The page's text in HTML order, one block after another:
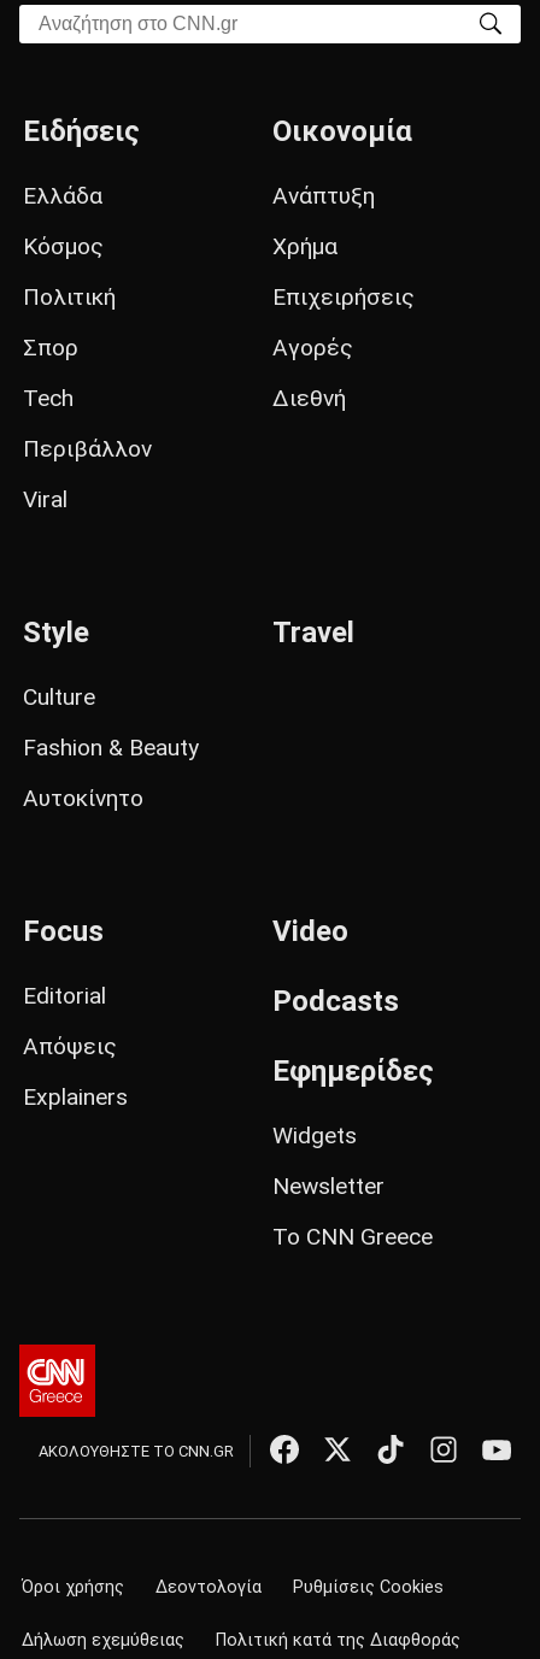
Αναζήτηση στο CNN.gr
Ειδήσεις
Ελλάδα
Κόσμος
Πολιτική
Σπορ
Tech
Περιβάλλον
Viral
Οικονομία
Ανάπτυξη
Χρήμα
Επιχειρήσεις
Αγορές
Διεθνή
Style
Culture
Fashion & Beauty
Αυτοκίνητο
Travel
Focus
Editorial
Απόψεις
Explainers
Video
Podcasts
Εφημερίδες
Widgets
Newsletter
Το CNN Greece
ΑΚΟΛΟΥΘΗΣΤΕ ΤΟ CNN.GR
Όροι χρήσης Δεοντολογία Ρυθμίσεις Cookies
Δήλωση εχεμύθειας Πολιτική κατά της Διαφθοράς